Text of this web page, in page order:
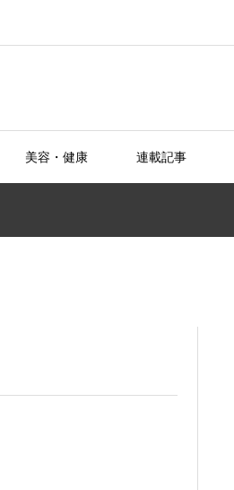
美容・健康 連載記事